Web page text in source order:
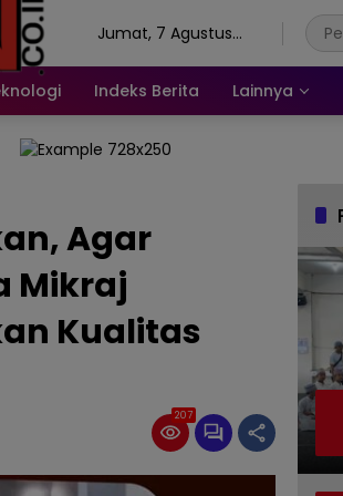
Jumat, 7 Agustus
Indeks Berita Lainnya
Agar
Mikraj
Kualitas
207